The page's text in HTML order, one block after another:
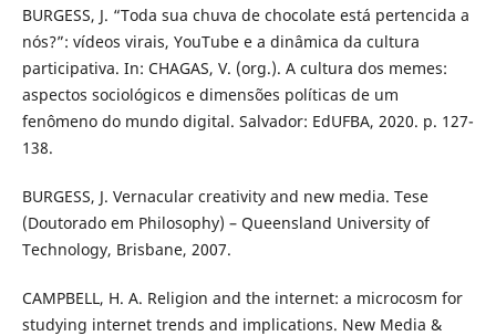
BURGESS, J. “Toda sua chuva de chocolate está pertencida a
nós?”: vídeos virais, YouTube e a dinâmica da cultura
participativa. In: CHAGAS, V. (org.). A cultura dos memes:
aspectos sociológicos e dimensões políticas de um
fenômeno do mundo digital. Salvador: EdUFBA, 2020. p. 127-
138.
BURGESS, J. Vernacular creativity and new media. Tese
(Doutorado em Philosophy) – Queensland University of
Technology, Brisbane, 2007.
CAMPBELL, H. A. Religion and the internet: a microcosm for
studying internet trends and implications. New Media &